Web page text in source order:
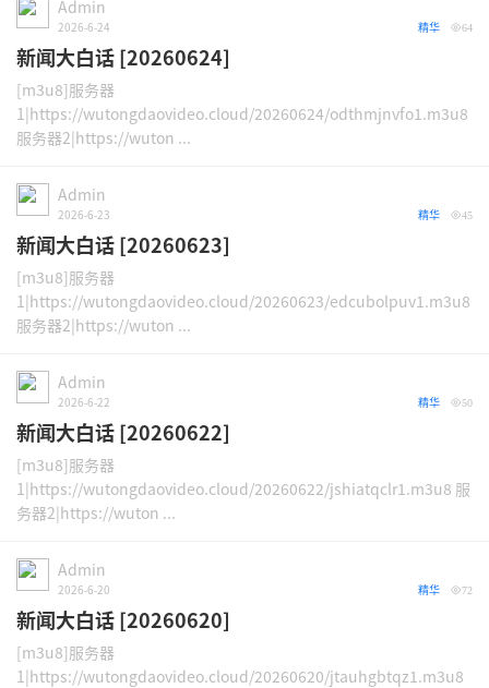
Admin
2026-6-24 64
精华
新闻大白话 [20260624]
[m3u8]服务器
1|https://wutongdaovideo.cloud/20260624/odthmjnvfo1.m3u8
服务器2|https://wuton ...
Admin
2026-6-23 45
精华
新闻大白话 [20260623]
[m3u8]服务器
1|https://wutongdaovideo.cloud/20260623/edcubolpuv1.m3u8
服务器2|https://wuton ...
Admin
2026-6-22 50
精华
新闻大白话 [20260622]
[m3u8]服务器
1|https://wutongdaovideo.cloud/20260622/jshiatqclr1.m3u8 服
务器2|https://wuton ...
Admin
2026-6-20 72
精华
新闻大白话 [20260620]
[m3u8]服务器
1|https://wutongdaovideo.cloud/20260620/jtauhgbtqz1.m3u8